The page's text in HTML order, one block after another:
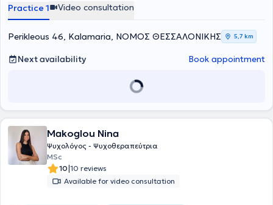
related to fertility anxiety, stress management during the IVF
process, grief management, and postpartum depression.
volunteer work with the Cancer Patients' Association in
Alexandroupoli and has gained expertise and experience in parent
counseling. Finally, she has significant experience in supporting
Practice 1 Video consultation
Perikleous 46, Kalamaria, ΝΟΜΟΣ ΘΕΣΣΑΛΟΝΙΚΗΣ 5,7 km
Next availability Book appointment
Makoglou Nina
Ψυχολόγος - Ψυχοθεραπεύτρια
MSc
10|10 reviews
Available for video consultation